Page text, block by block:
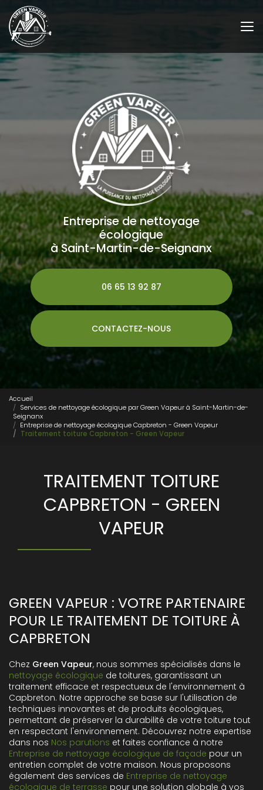
au
contenu
principal
Entreprise de nettoyage
écologique
à Saint-Martin-de-Seignanx
06 65 13 92 87
CONTACTEZ-NOUS
Accueil
Services de nettoyage écologique par Green Vapeur à Saint-Martin-de-
Seignanx
Entreprise de nettoyage écologique Capbreton - Green Vapeur
Traitement toiture Capbreton - Green Vapeur
TRAITEMENT TOITURE
CAPBRETON - GREEN
VAPEUR
GREEN VAPEUR : VOTRE PARTENAIRE
POUR LE TRAITEMENT DE TOITURE À
CAPBRETON
Chez Green Vapeur, nous sommes spécialisés dans le
nettoyage écologique de toitures, garantissant un
traitement efficace et respectueux de l'environnement à
Capbreton. Notre approche se base sur l'utilisation de
techniques innovantes et de produits écologiques,
permettant de préserver la durabilité de votre toiture tout
en respectant l'environnement. Découvrez notre expertise
dans nos Nos parutions et faites confiance à notre
Entreprise de nettoyage écologique de façade pour un
entretien complet de votre maison. Nous proposons
également des services de Entreprise de nettoyage
écologique de terrasse pour une solution globale à vos